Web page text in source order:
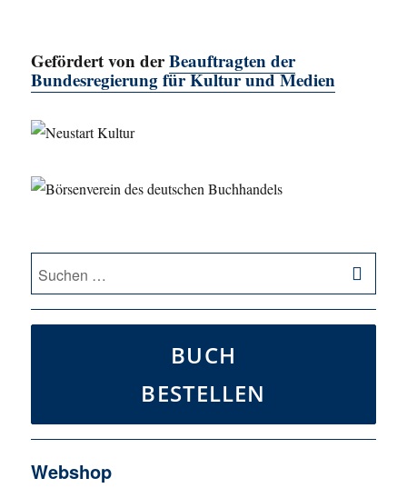
Gefördert von derBeauftragten der
Bundesregierung für Kultur und Medien
Suche
nach:
BUCH
BESTELLEN
Webshop